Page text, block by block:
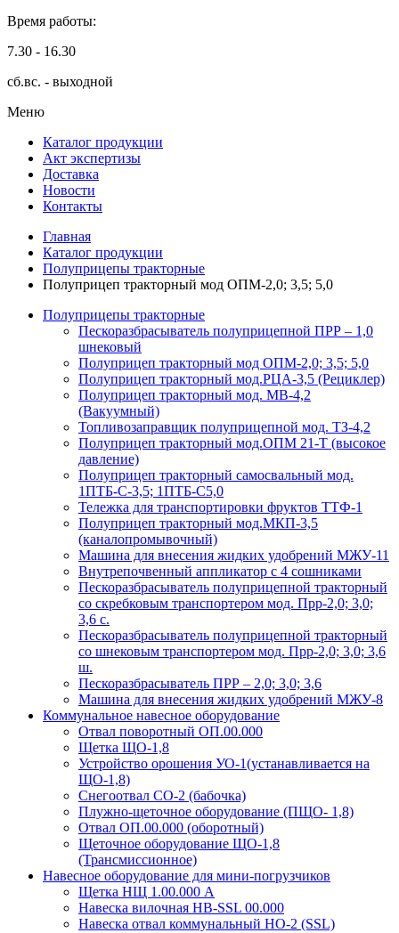
Время работы:
7.30 - 16.30
сб.вс. - выходной
Меню
Каталог продукции
Акт экспертизы
Доставка
Новости
Контакты
Главная
Каталог продукции
Полуприцепы тракторные
Полуприцеп тракторный мод ОПМ-2,0; 3,5; 5,0
Полуприцепы тракторные
Пескоразбрасыватель полуприцепной ПРР – 1,0
шнековый
Полуприцеп тракторный мод ОПМ-2,0; 3,5; 5,0
Полуприцеп тракторный мод.РЦА-3,5 (Рециклер)
Полуприцеп тракторный мод. МВ-4,2
(Вакуумный)
Топливозаправщик полуприцепной мод. ТЗ-4,2
Полуприцеп тракторный мод.ОПМ 21-Т (высокое
давление)
Полуприцеп тракторный самосвальный мод.
1ПТБ-С-3,5; 1ПТБ-С5,0
Тележка для транспортировки фруктов ТТФ-1
Полуприцеп тракторный мод.МКП-3,5
(каналопромывочный)
Машина для внесения жидких удобрений МЖУ-11
Внутрепочвенный аппликатор с 4 сошниками
Пескоразбрасыватель полуприцепной тракторный
со скребковым транспортером мод. Прр-2,0; 3,0;
3,6 с.
Пескоразбрасыватель полуприцепной тракторный
со шнековым транспортером мод. Прр-2,0; 3,0; 3,6
ш.
Пескоразбрасыватель ПРР – 2,0; 3,0; 3,6
Машина для внесения жидких удобрений МЖУ-8
Коммунальное навесное оборудование
Отвал поворотный ОП.00.000
Щетка ЩО-1,8
Устройство орошения УО-1(устанавливается на
ЩО-1,8)
Снегоотвал СО-2 (бабочка)
Плужно-щеточное оборудование (ПЩО- 1,8)
Отвал ОП.00.000 (оборотный)
Щеточное оборудование ЩО-1,8
(Трансмиссионное)
Навесное оборудование для мини-погрузчиков
Щетка НЩ 1.00.000 А
Навеска вилочная НВ-SSL 00.000
Навеска отвал коммунальный НО-2 (SSL)